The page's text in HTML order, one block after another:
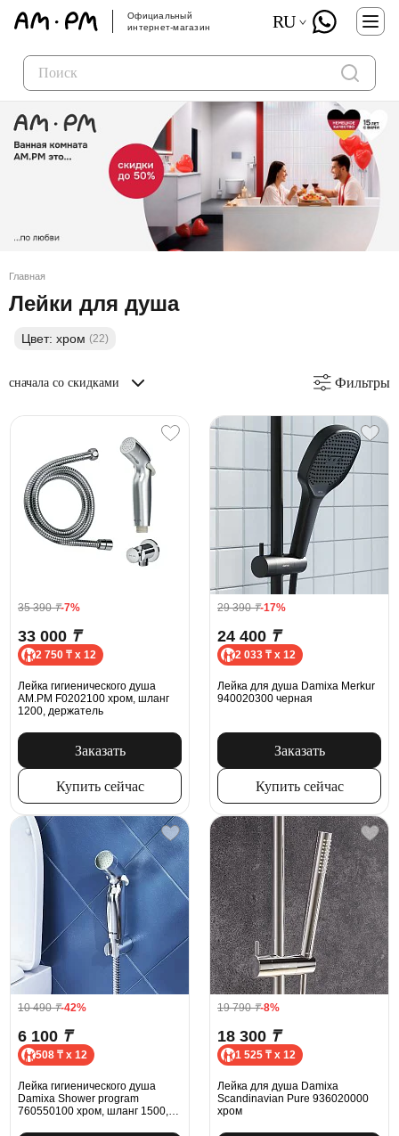
Официальный
интернет-магазин
RU
Главная
Лейки для душа
Цвет: хром (22)
сначала со скидками Фильтры
35 390₸-7%
33 000 ₸
2 750 ₸ x 12
Лейка гигиенического душа
AM.PM F0202100 хром, шланг
1200, держатель
Заказать
Купить сейчас
29 390₸-17%
24 400 ₸
2 033 ₸ x 12
Лейка для душа Damixa Merkur
940020300 черная
Заказать
Купить сейчас
10 490₸-42%
6 100 ₸
508 ₸ x 12
Лейка гигиенического душа
Damixa Shower program
760550100 хром, шланг 1500,
19 790₸-8%
18 300 ₸
1 525 ₸ x 12
Лейка для душа Damixa
Scandinavian Pure 936020000
хром